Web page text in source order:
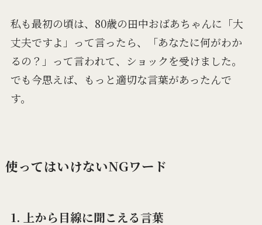
私も最初の頃は、80歳の田中おばあちゃんに「大
丈夫ですよ」って言ったら、「あなたに何がわか
るの？」って言われて、ショックを受けました。
でも今思えば、もっと適切な言葉があったんで
す。
使ってはいけないNGワード
1. 上から目線に聞こえる言葉